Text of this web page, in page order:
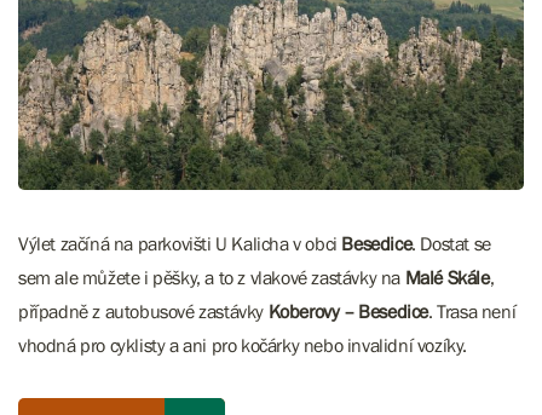
Výlet začíná na parkovišti U Kalicha v obci Besedice. Dostat se
sem ale můžete i pěšky, a to z vlakové zastávky na Malé Skále,
případně z autobusové zastávky Koberovy – Besedice. Trasa není
vhodná pro cyklisty a ani pro kočárky nebo invalidní vozíky.